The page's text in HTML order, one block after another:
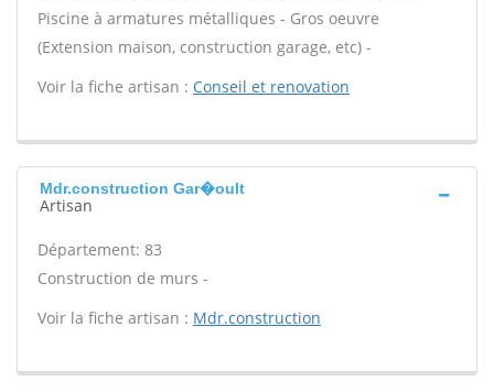
Piscine à armatures métalliques - Gros oeuvre
(Extension maison, construction garage, etc) -
Voir la fiche artisan : Conseil et renovation
Mdr.construction Gar�oult
Artisan
Département: 83
Construction de murs -
Voir la fiche artisan : Mdr.construction